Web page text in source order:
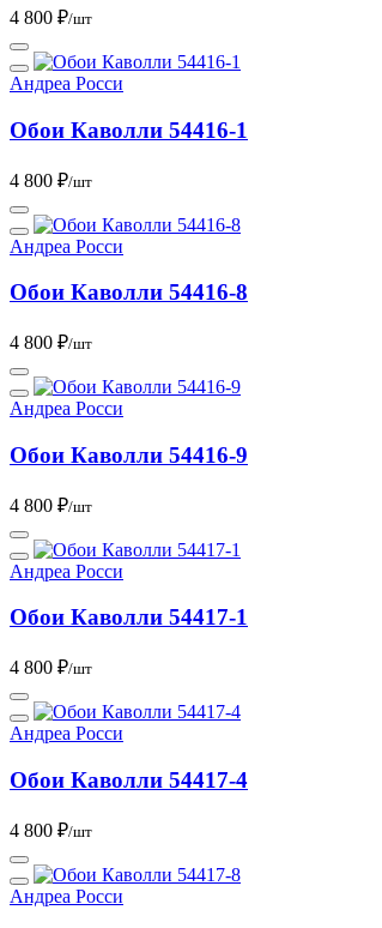
4 800 ₽/шт
Андреа Росси
Обои Каволли 54416-1
4 800 ₽/шт
Андреа Росси
Обои Каволли 54416-8
4 800 ₽/шт
Андреа Росси
Обои Каволли 54416-9
4 800 ₽/шт
Андреа Росси
Обои Каволли 54417-1
4 800 ₽/шт
Андреа Росси
Обои Каволли 54417-4
4 800 ₽/шт
Андреа Росси